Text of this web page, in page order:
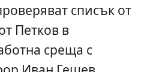
списък от
Петков в
среща с